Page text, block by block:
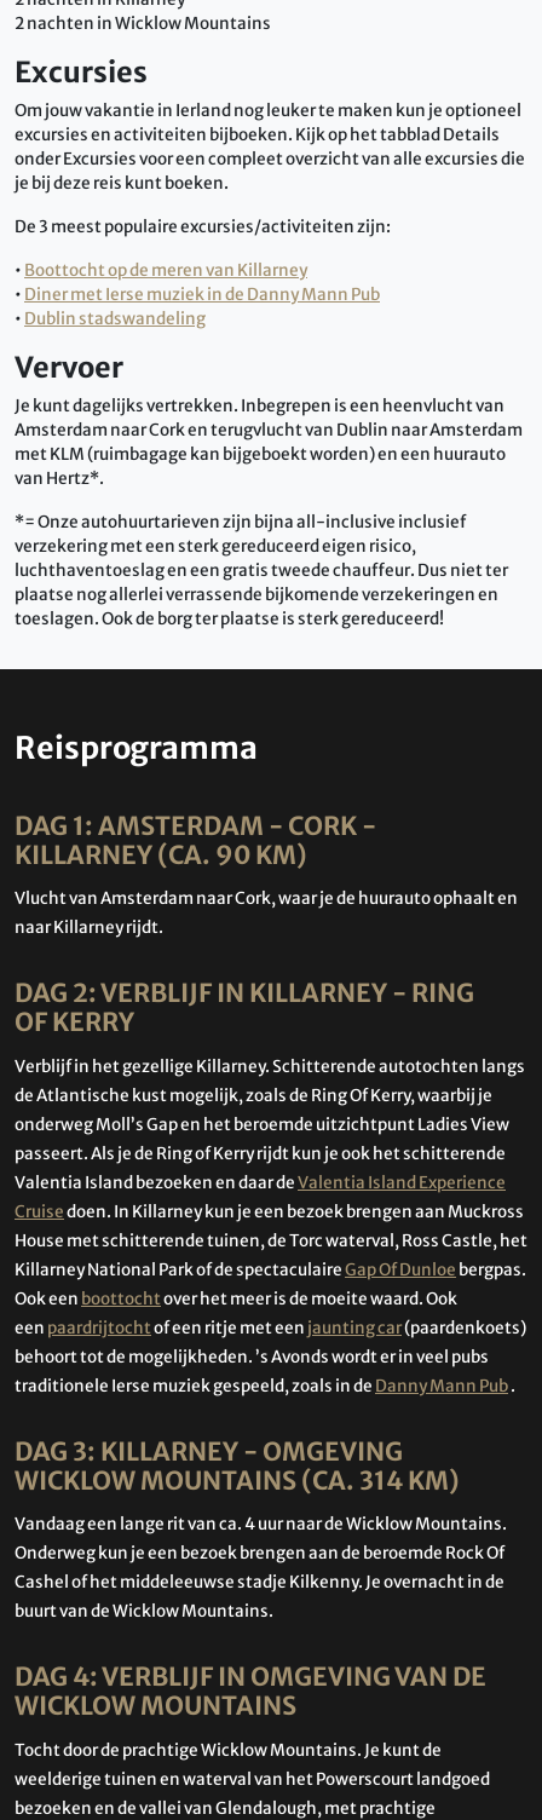
2 nachten in Wicklow Mountains
Excursies
Om jouw vakantie in Ierland nog leuker te maken kun je optioneel
excursies en activiteiten bijboeken. Kijk op het tabblad Details
onder Excursies voor een compleet overzicht van alle excursies die
je bij deze reis kunt boeken.
De 3 meest populaire excursies/activiteiten zijn:
• Boottocht op de meren van Killarney
• Diner met Ierse muziek in de Danny Mann Pub
• Dublin stadswandeling
Vervoer
Je kunt dagelijks vertrekken. Inbegrepen is een heenvlucht van
Amsterdam naar Cork en terugvlucht van Dublin naar Amsterdam
met KLM (ruimbagage kan bijgeboekt worden) en een huurauto
van Hertz*.
*= Onze autohuurtarieven zijn bijna all-inclusive inclusief
verzekering met een sterk gereduceerd eigen risico,
luchthaventoeslag en een gratis tweede chauffeur. Dus niet ter
plaatse nog allerlei verrassende bijkomende verzekeringen en
toeslagen. Ook de borg ter plaatse is sterk gereduceerd!
Reisprogramma
DAG 1: AMSTERDAM - CORK -
KILLARNEY (CA. 90 KM)
Vlucht van Amsterdam naar Cork, waar je de huurauto ophaalt en
naar Killarney rijdt.
DAG 2: VERBLIJF IN KILLARNEY - RING
OF KERRY
Verblijf in het gezellige Killarney. Schitterende autotochten langs
de Atlantische kust mogelijk, zoals de Ring Of Kerry, waarbij je
onderweg Moll’s Gap en het beroemde uitzichtpunt Ladies View
passeert. Als je de Ring of Kerry rijdt kun je ook het schitterende
Valentia Island bezoeken en daar deValentia Island Experience
Cruisedoen. In Killarney kun je een bezoek brengen aan Muckross
House met schitterende tuinen, de Torc waterval, Ross Castle, het
Killarney National Park of de spectaculaireGap Of Dunloe bergpas.
Ook een boottochtover het meer is de moeite waard. Ook
een paardrijtochtof een ritje met een jaunting car(paardenkoets)
behoort tot de mogelijkheden. ’s Avonds wordt er in veel pubs
traditionele Ierse muziek gespeeld, zoals in de Danny Mann Pub.
DAG 3: KILLARNEY - OMGEVING
WICKLOW MOUNTAINS (CA. 314 KM)
Vandaag een lange rit van ca. 4 uur naar de Wicklow Mountains.
Onderweg kun je een bezoek brengen aan de beroemde Rock Of
Cashel of het middeleeuwse stadje Kilkenny. Je overnacht in de
buurt van de Wicklow Mountains.
DAG 4: VERBLIJF IN OMGEVING VAN DE
WICKLOW MOUNTAINS
Tocht door de prachtige Wicklow Mountains. Je kunt de
weelderige tuinen en waterval van het Powerscourt landgoed
bezoeken en de vallei van Glendalough, met prachtige